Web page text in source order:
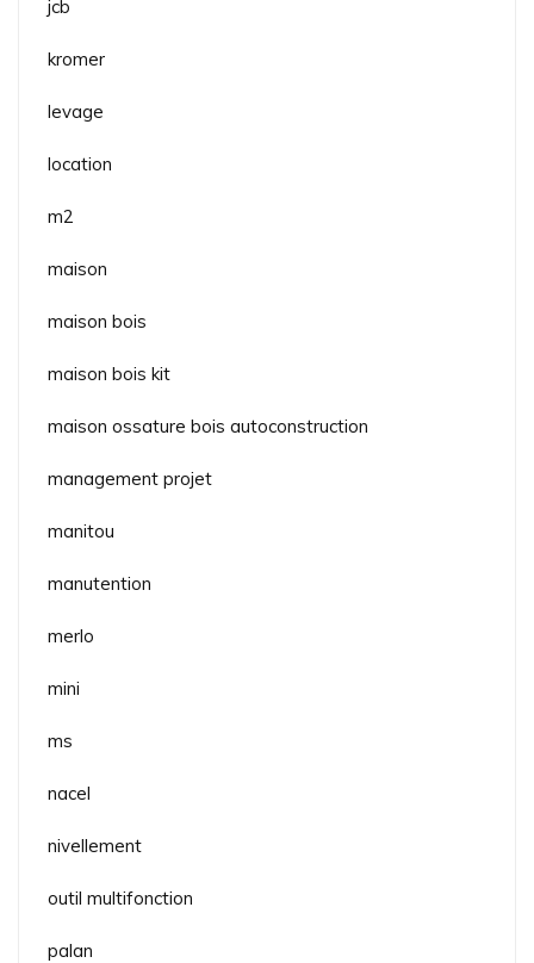
jcb
kromer
levage
location
m2
maison
maison bois
maison bois kit
maison ossature bois autoconstruction
management projet
manitou
manutention
merlo
mini
ms
nacel
nivellement
outil multifonction
palan